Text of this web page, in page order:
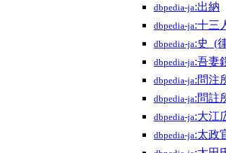
dbpedia-ja:出納
dbpedia-ja:十三
dbpedia-ja:史_(
dbpedia-ja:吾妻
dbpedia-ja:問注
dbpedia-ja:問註
dbpedia-ja:大江
dbpedia-ja:太政